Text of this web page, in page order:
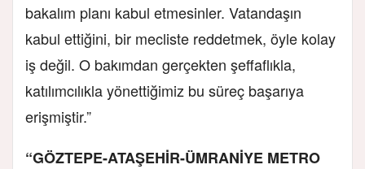
bakalım planı kabul etmesinler. Vatandaşın
kabul ettiğini, bir mecliste reddetmek, öyle kolay
iş değil. O bakımdan gerçekten şeffaflıkla,
katılımcılıkla yönettiğimiz bu süreç başarıya
erişmiştir.”
“GÖZTEPE-ATAŞEHİR-ÜMRANİYE METRO